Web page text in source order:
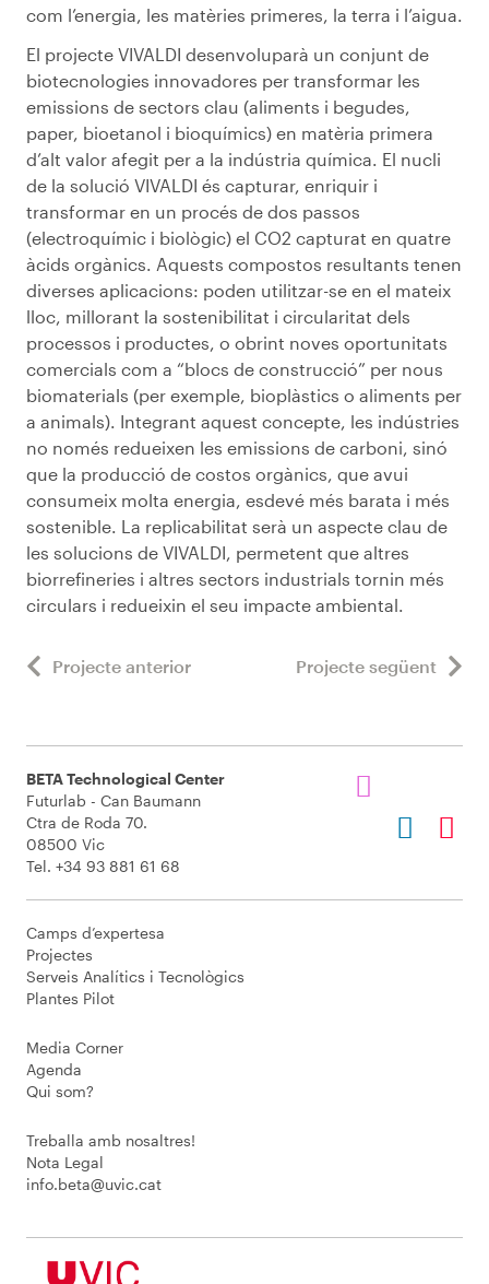
com l’energia, les matèries primeres, la terra i l’aigua.
El projecte VIVALDI desenvoluparà un conjunt de
biotecnologies innovadores per transformar les
emissions de sectors clau (aliments i begudes,
paper, bioetanol i bioquímics) en matèria primera
d’alt valor afegit per a la indústria química. El nucli
de la solució VIVALDI és capturar, enriquir i
transformar en un procés de dos passos
(electroquímic i biològic) el CO2 capturat en quatre
àcids orgànics. Aquests compostos resultants tenen
diverses aplicacions: poden utilitzar-se en el mateix
lloc, millorant la sostenibilitat i circularitat dels
processos i productes, o obrint noves oportunitats
comercials com a “blocs de construcció” per nous
biomaterials (per exemple, bioplàstics o aliments per
a animals). Integrant aquest concepte, les indústries
no només redueixen les emissions de carboni, sinó
que la producció de costos orgànics, que avui
consumeix molta energia, esdevé més barata i més
sostenible. La replicabilitat serà un aspecte clau de
les solucions de VIVALDI, permetent que altres
biorrefineries i altres sectors industrials tornin més
circulars i redueixin el seu impacte ambiental.
Projecte anterior Projecte següent
BETA Technological Center
Futurlab - Can Baumann
Ctra de Roda 70.
08500 Vic
Tel. +34 93 881 61 68
Camps d’expertesa
Projectes
Serveis Analítics i Tecnològics
Plantes Pilot
Media Corner
Agenda
Qui som?
Treballa amb nosaltres!
Nota Legal
info.beta@uvic.cat